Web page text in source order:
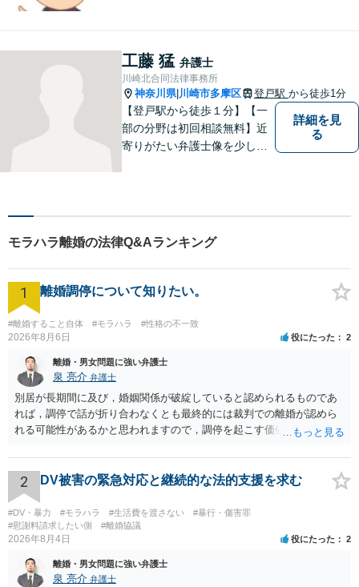
件・刑事事件・労働事件な
ど、幅広く対応いたします。
工藤 猛 弁護士
川崎北合同法律事務所
神奈川県| 川崎市多摩区 登戸駅 から徒歩1分
【登戸駅から徒歩１分】【一
部の分野は初回相談無料】近
寄りがたい弁護士像を少しで
決が何であるのかを見極め、
誠心誠意、仕事に取り組んで
まいります。
詳細を見
る
モラハラ離婚の法律Q&Aランキング
1 離婚調停について知りたい。
#離婚すること自体 #モラハラ #性格の不一致
2026年8月6日 役にたった 2
離婚・男女問題に強い弁護士
泉 亮介 弁護士
別居が長期間に及び，婚姻関係が破綻していると認められるものであ
れば，調停で話が折り合わなくとも最終的には裁判での離婚が認めら
れる可能性があるかと思われますので，調停を起こす価値はあるよう
は調停が成立するということはないため，相手が合意するメリットを
だしてでも調停で終わらせるよう努めるのか，裁判離婚を見据えて調
停での離婚に固執しないかいずれかの対応は必要となるかと思われま
す。 お一人で対応するのは難しい側面もありますので弁護士を立てる
ことを検討されると良いかと思われます。
2 DV被害の緊急対応と継続的な法的支援を求む
#DV・暴力 #モラハラ #生活費を渡さない
#暴行・傷害罪
#慰謝料請求したい側
#離婚協議
2026年8月4日 役にたった 2
離婚・男女問題に強い弁護士
泉 亮介 弁護士